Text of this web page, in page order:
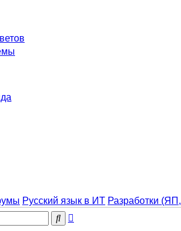
Русский язык в ИТ Разработки
Поиск